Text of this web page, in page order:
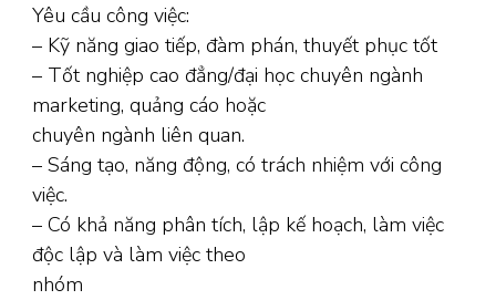
Yêu cầu công việc:
– Kỹ năng giao tiếp, đàm phán, thuyết phục tốt
– Tốt nghiệp cao đẳng/đại học chuyên ngành
marketing, quảng cáo hoặc
chuyên ngành liên quan.
– Sáng tạo, năng động, có trách nhiệm với công
việc.
– Có khả năng phân tích, lập kế hoạch, làm việc
độc lập và làm việc theo
nhóm